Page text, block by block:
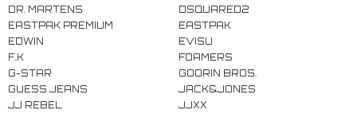
DR. MARTENS
DSQUARED2
EASTPAK PREMIUM
EASTPAK
EDWIN
EVISU
F..K
FOAMERS
G-STAR
GOORIN BROS.
GUESS JEANS
JACK&JONES
JJ REBEL
JJXX